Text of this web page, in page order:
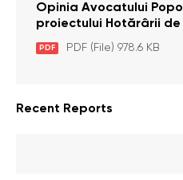
pentru comiterea cu
a fost luată în
Constituțională
Opinia Avocatului
proiectului Hotărârii de
aprobarea proiectului
activitatea sanitară
PDF PDF (File) 978.6 KB
Recent Reports